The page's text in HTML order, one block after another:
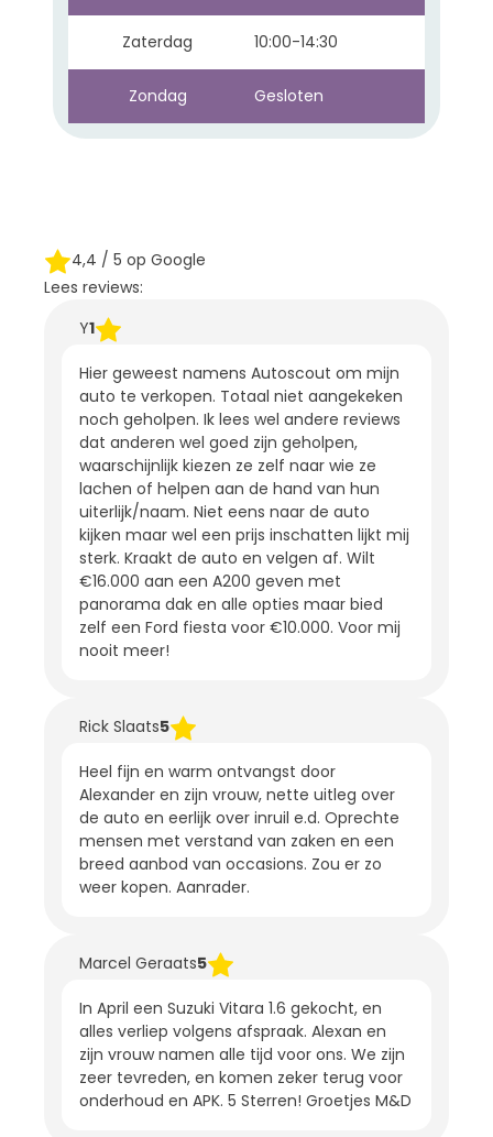
Zaterdag 10:00-14:30
Zondag Gesloten
4,4 / 5 op Google
Lees reviews:
Y1
Hier geweest namens Autoscout om mijn
auto te verkopen. Totaal niet aangekeken
noch geholpen. Ik lees wel andere reviews
dat anderen wel goed zijn geholpen,
waarschijnlijk kiezen ze zelf naar wie ze
lachen of helpen aan de hand van hun
uiterlijk/naam. Niet eens naar de auto
kijken maar wel een prijs inschatten lijkt mij
sterk. Kraakt de auto en velgen af. Wilt
€16.000 aan een A200 geven met
panorama dak en alle opties maar bied
zelf een Ford fiesta voor €10.000. Voor mij
nooit meer!
Rick Slaats5
Heel fijn en warm ontvangst door
Alexander en zijn vrouw, nette uitleg over
de auto en eerlijk over inruil e.d. Oprechte
mensen met verstand van zaken en een
breed aanbod van occasions. Zou er zo
weer kopen. Aanrader.
Marcel Geraats5
In April een Suzuki Vitara 1.6 gekocht, en
alles verliep volgens afspraak. Alexan en
zijn vrouw namen alle tijd voor ons. We zijn
zeer tevreden, en komen zeker terug voor
onderhoud en APK. 5 Sterren! Groetjes M&D